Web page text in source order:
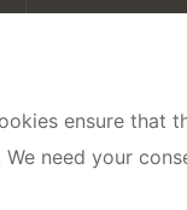
O nás
ensure
need your